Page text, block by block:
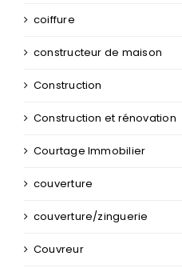
coiffure
constructeur de maison
Construction
Construction et rénovation
Courtage Immobilier
couverture
couverture/zinguerie
Couvreur